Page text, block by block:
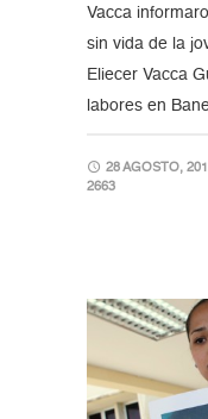
Vacca
sin vida de la
Eliecer Vacca
labores en
28 AGOSTO,
2663